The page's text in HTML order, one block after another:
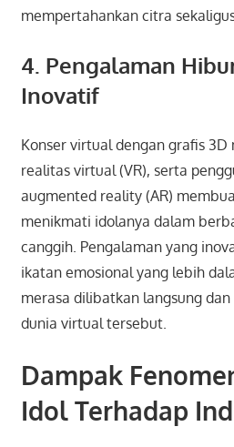
mempertahankan citra
4. Pengalaman
Inovatif
Konser virtual dengan grafis
realitas virtual (VR), serta
augmented reality (AR)
menikmati idolanya dalam
canggih. Pengalaman yang
ikatan emosional yang lebih
merasa dilibatkan langsung
dunia virtual tersebut.
Dampak
Idol Terhadap